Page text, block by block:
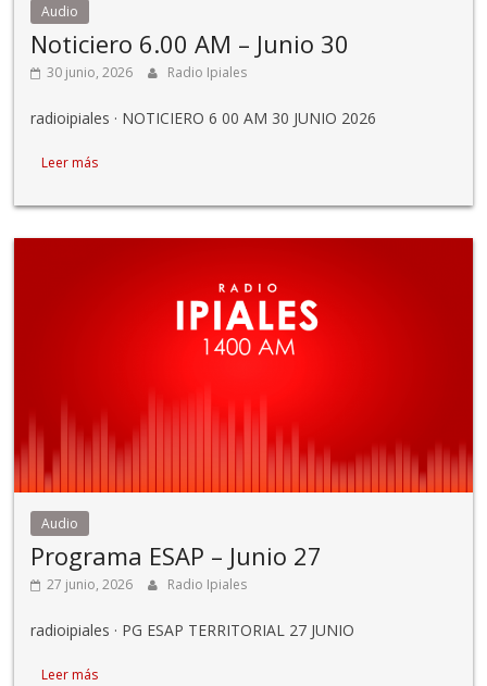
Audio
Noticiero 6.00 AM – Junio 30
30 junio, 2026 Radio Ipiales
radioipiales · NOTICIERO 6 00 AM 30 JUNIO 2026
Leer más
Audio
Programa ESAP – Junio 27
27 junio, 2026 Radio Ipiales
radioipiales · PG ESAP TERRITORIAL 27 JUNIO
Leer más